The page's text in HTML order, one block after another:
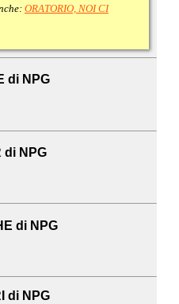
ORATORIO, NOI CI
di NPG
di NPG
di NPG
di NPG